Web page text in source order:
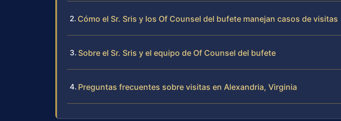
Cómo el Sr. Sris y los Of Counsel del bufete manejan casos de visitas
Sobre el Sr. Sris y el equipo de Of Counsel del bufete
Preguntas frecuentes sobre visitas en Alexandria, Virginia